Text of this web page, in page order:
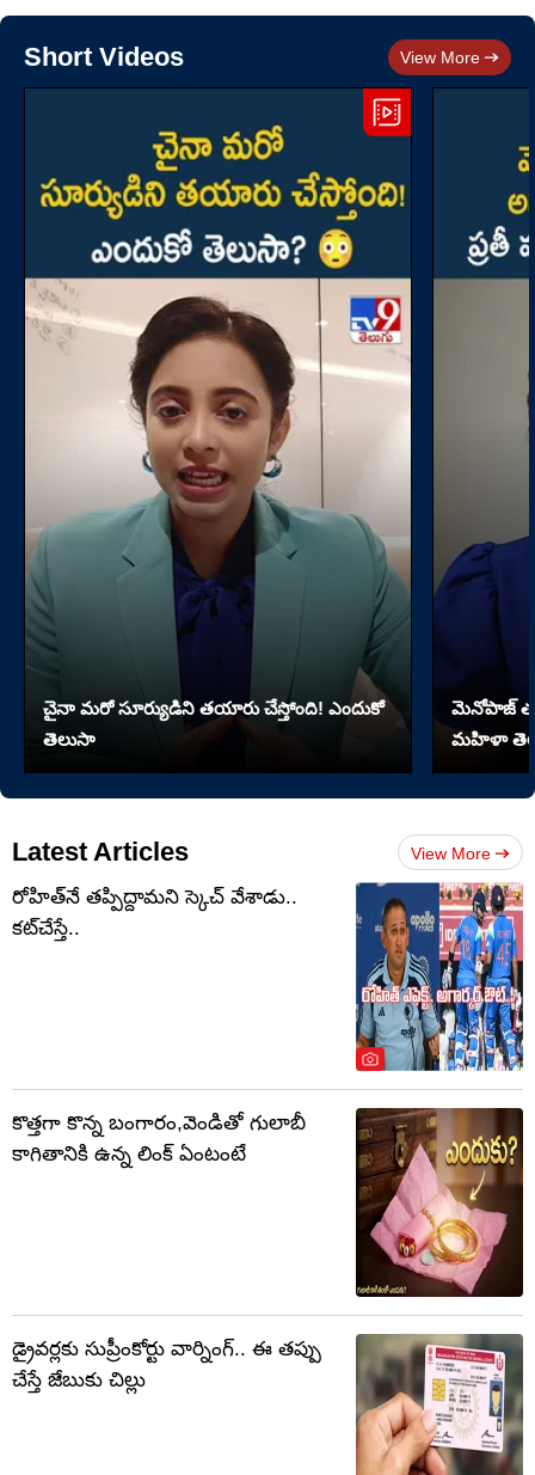
Short Videos View More
చైనా మరో సూర్యుడిని తయారు చేస్తోంది! ఎందుకో
తెలుసా
మెనోపాజ్
మహిళా
Latest Articles View More
రోహిత్‌నే తప్పిద్దామని స్కెచ్ వేశాడు..
కట్‌చేస్తే..
కొత్తగా కొన్న బంగారం,వెండితో గులాబీ
కాగితానికి ఉన్న లింక్‌ ఏంటంటే
డ్రైవర్లకు సుప్రీంకోర్టు వార్నింగ్.. ఈ తప్పు
చేస్తే జేబుకు చిల్లు